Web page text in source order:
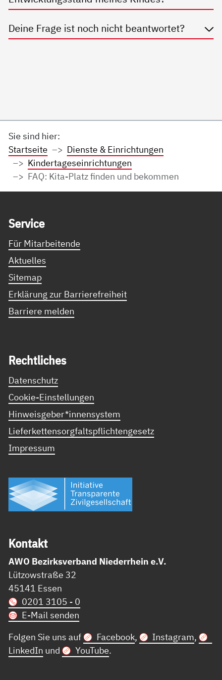
Deine Frage ist noch nicht beantwortet?
Sie sind hier:
Startseite
Dienste & Einrichtungen
Kindertageseinrichtungen
FAQ: Kita-Platz finden und bekommen
Ser­vice
Für Mitarbeitende
Aktuelles
Sitemap
Erklärung zur Barrierefreiheit
Barriere melden
Recht­li­ches
Datenschutz
Cookie-Einstellungen
Hinweisgeber*innensystem
Lieferkettensorgfaltspflichtengesetz
Impressum
Kon­takt
AWO Bezirksverband Niederrhein e.V.
Lützowstraße 32
45141 Essen
0201 3105 - 0
E-Mail senden
Folgen Sie uns auf
Facebook, Instagram,
LinkedIn und YouTube.